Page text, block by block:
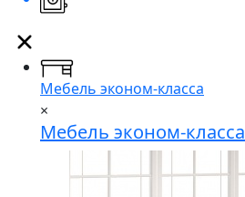
Мебель эконом-класса
×
Мебель эконом-класса